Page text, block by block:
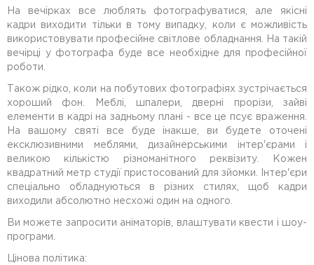
На вечірках все люблять фотографуватися, але якісні
кадри виходити тільки в тому випадку, коли є можливість
використовувати професійне світлове обладнання. На такій
вечірці у фотографа буде все необхідне для професійної
роботи.
Також рідко, коли на побутових фотографіях зустрічається
хороший фон. Меблі, шпалери, дверні прорізи, зайві
елементи в кадрі на задньому плані - все це псує враження.
На вашому святі все буде інакше, ви будете оточені
ексклюзивними меблями, дизайнерськими інтер'єрами і
великою кількістю різноманітного реквізиту. Кожен
квадратний метр студії пристосований для зйомки. Інтер'єри
спеціально обладнуються в різних стилях, щоб кадри
виходили абсолютно несхожі один на одного.
Ви можете запросити аніматорів, влаштувати квести і шоу-
програми.
Цінова політика: